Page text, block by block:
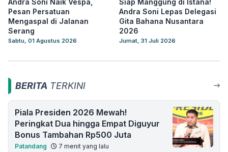
Pesan Persatuan
Mengaspal di Jalanan
Serang
Sabtu, 01 Agustus 2026
Andra Soni Lepas Delegasi
Gita Bahana Nusantara
2026
Jumat, 31 Juli 2026
BERITA TERKINI
Piala Presiden 2026 Mewah!
Peringkat Dua hingga Empat Diguyur
Bonus Tambahan Rp500 Juta
Patandang 7 menit yang lalu